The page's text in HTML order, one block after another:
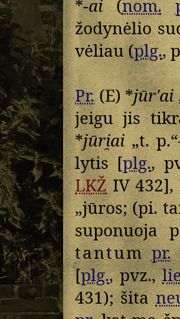
*-ai(nom.
žodynėlio
vėliau (plg.,
Pr.(E) *jūrʹai
jeigu jis
*jūri̯ai„t.
lytis [plg.,
LKŽIV 432],
„jūros; (pi.
suponuoja
tantum pr.
[plg., pvz.,
431); šita